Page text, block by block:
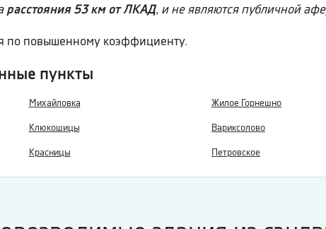
расстояния 53 км от ЛКАД, и не являются публичной
по повышенному коэффициенту.
пункты
Михайловка Жилое Горнешно
Клюкошицы Вариксолово
Красницы Петровское